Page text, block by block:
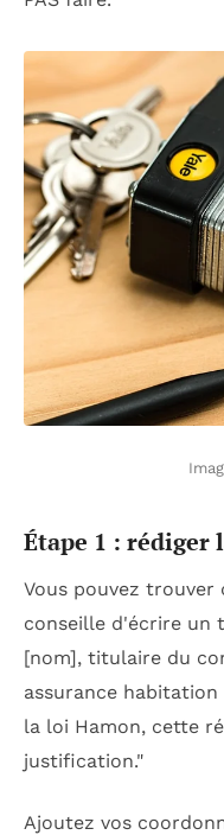
Étape 1 :
Vous pouvez trouver
conseille d'écrire un
[nom], titulaire du
assurance
la loi Hamon, cette
justification."
Ajoutez vos